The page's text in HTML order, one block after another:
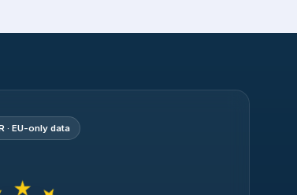
· EU-only data